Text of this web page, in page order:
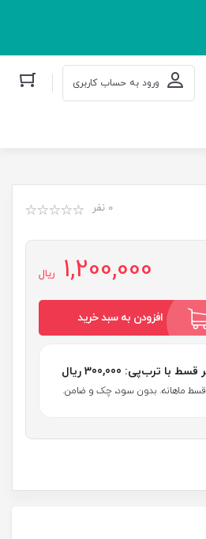
ورود به حساب کاربری
0 نفر
1,200,000 ریال
افزودن به سبد خرید
قسط با ترب‌پی: 300,000 ریال